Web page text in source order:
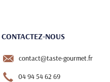
CONTACTEZ-NOUS
contact@taste-gourmet.fr
04 94 54 62 69